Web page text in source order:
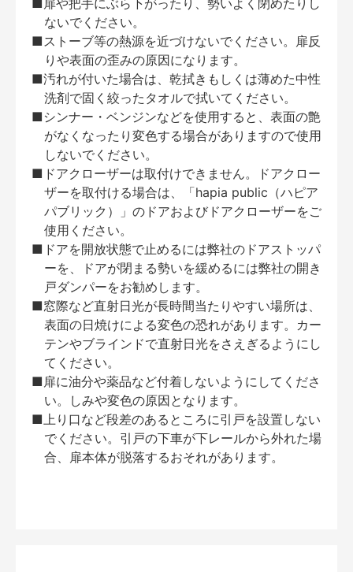
■扉や把手にぶら下がったり、勢いよく閉めたりし
ないでください。
■ストーブ等の熱源を近づけないでください。扉反
りや表面の歪みの原因になります。
■汚れが付いた場合は、乾拭きもしくは薄めた中性
洗剤で固く絞ったタオルで拭いてください。
■シンナー・ベンジンなどを使用すると、表面の艶
がなくなったり変色する場合がありますので使用
しないでください。
■ドアクローザーは取付けできません。ドアクロー
ザーを取付ける場合は、「hapia public（ハピア
パブリック）」のドアおよびドアクローザーをご
使用ください。
■ドアを開放状態で止めるには弊社のドアストッパ
ーを、ドアが閉まる勢いを緩めるには弊社の開き
戸ダンパーをお勧めします。
■窓際など直射日光が長時間当たりやすい場所は、
表面の日焼けによる変色の恐れがあります。カー
テンやブラインドで直射日光をさえぎるようにし
てください。
■扉に油分や薬品など付着しないようにしてくださ
い。しみや変色の原因となります。
■上り口など段差のあるところに引戸を設置しない
でください。引戸の下車が下レールから外れた場
合、扉本体が脱落するおそれがあります。